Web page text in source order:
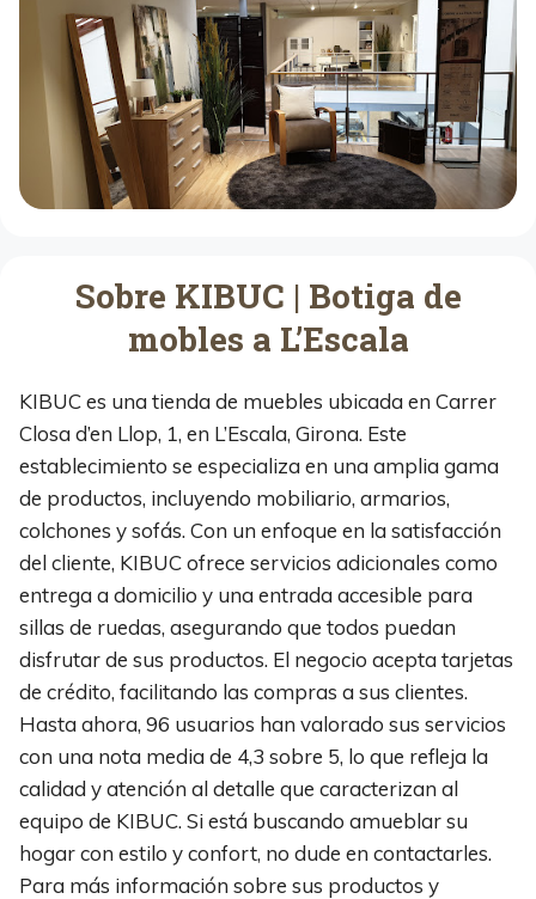
Sobre KIBUC | Botiga de
mobles a L’Escala
KIBUC es una tienda de muebles ubicada en Carrer
Closa d’en Llop, 1, en L’Escala, Girona. Este
establecimiento se especializa en una amplia gama
de productos, incluyendo mobiliario, armarios,
colchones y sofás. Con un enfoque en la satisfacción
del cliente, KIBUC ofrece servicios adicionales como
entrega a domicilio y una entrada accesible para
sillas de ruedas, asegurando que todos puedan
disfrutar de sus productos. El negocio acepta tarjetas
de crédito, facilitando las compras a sus clientes.
Hasta ahora, 96 usuarios han valorado sus servicios
con una nota media de 4,3 sobre 5, lo que refleja la
calidad y atención al detalle que caracterizan al
equipo de KIBUC. Si está buscando amueblar su
hogar con estilo y confort, no dude en contactarles.
Para más información sobre sus productos y